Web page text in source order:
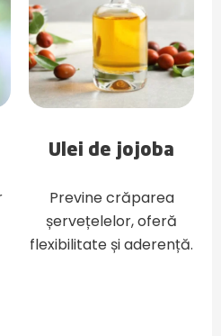
Ulei de jojoba
Previne crăparea
șervețelelor, oferă
flexibilitate și aderență.